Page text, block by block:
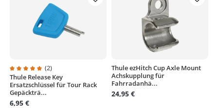
Durchschnittliche Bewertung von 5 von 5 Sternen
(2)
Thule Release Key
Ersatzschlüssel für Tour Rack
Gepäckträ...
6,95 €
Thule ezHitch Cup Axle Mount
Achskupplung für
Fahrradanhä...
24,95 €